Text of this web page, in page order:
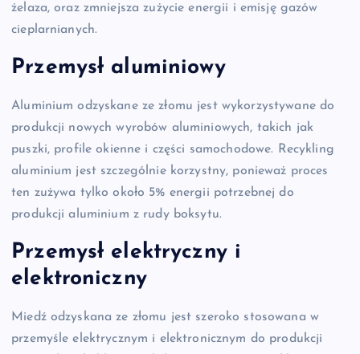
żelaza, oraz zmniejsza zużycie energii i emisję gazów
cieplarnianych.
Przemysł aluminiowy
Aluminium odzyskane ze złomu jest wykorzystywane do
produkcji nowych wyrobów aluminiowych, takich jak
puszki, profile okienne i części samochodowe. Recykling
aluminium jest szczególnie korzystny, ponieważ proces
ten zużywa tylko około 5% energii potrzebnej do
produkcji aluminium z rudy boksytu.
Przemysł elektryczny i
elektroniczny
Miedź odzyskana ze złomu jest szeroko stosowana w
przemyśle elektrycznym i elektronicznym do produkcji